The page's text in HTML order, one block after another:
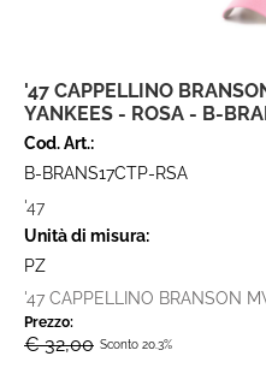
'47 CAPPELLINO
YANKEES - ROSA - B-
Cod. Art.:
B-BRANS17CTP-RSA
'47
Unità di misura:
PZ
'47 CAPPELLINO BRANSON
Prezzo:
€ 32,00 Sconto 20.3%